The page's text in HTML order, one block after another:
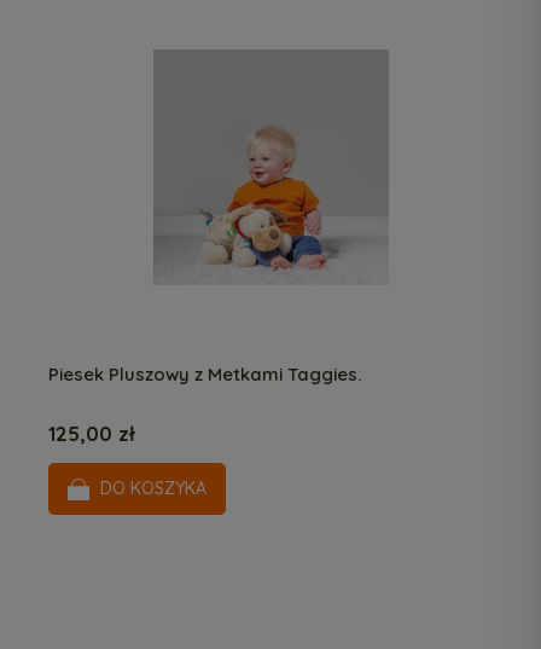
Piesek Pluszowy z Metkami Taggies.
125,00 zł
DO KOSZYKA